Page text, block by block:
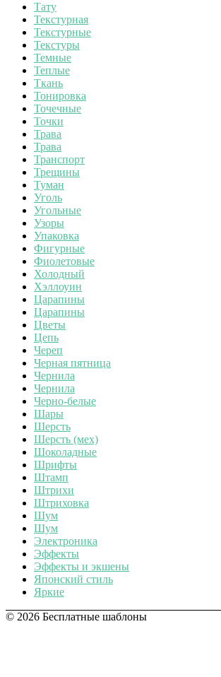
Тату
Текстурная
Текстурные
Текстуры
Темные
Теплые
Ткань
Тонировка
Точечные
Точки
Трава
Трава
Транспорт
Трещины
Туман
Уголь
Угольные
Узоры
Упаковка
Фигурные
Фиолетовые
Холодный
Хэллоуин
Царапины
Царапины
Цветы
Цепь
Череп
Черная пятница
Чернила
Чернила
Черно-белые
Шары
Шерсть
Шерсть (мех)
Шоколадные
Шрифты
Штамп
Штрихи
Штриховка
Шум
Шум
Электроника
Эффекты
Эффекты и экшены
Японский стиль
Яркие
© 2026 Бесплатные шаблоны